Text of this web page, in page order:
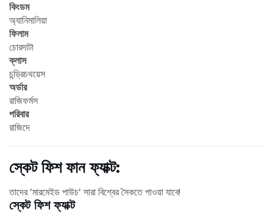
কিংডম
অ্যানিমালিয়া
ফিলাম
চোরদাটা
ক্লাস
চন্ড্রিচথয়েস
অর্ডার
রাজিফর্মস
পরিবার
রাজিদে
স্কেট ফিশ ফান ফ্যাক্ট:
তাদের 'মারমেইড পাউচ' সারা বিশ্বের সৈকতে পাওয়া যাবে!
স্কেট ফিশ ফ্যাক্ট